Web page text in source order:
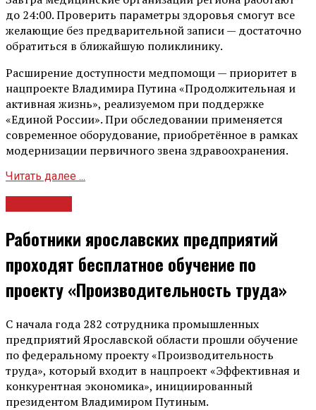
до 24:00. Проверить параметры здоровья смогут все
желающие без предварительной записи — достаточно
обратиться в ближайшую поликлинику.
Расширение доступности медпомощи — приоритет в
нацпроекте Владимира Путина «Продолжительная и
активная жизнь», реализуемом при поддержке
«Единой России». При обследовании применяется
современное оборудование, приобретённое в рамках
модернизации первичного звена здравоохранения.
Читать далее ...
Работники ярославских предприятий
проходят бесплатное обучение по
проекту «Производительность труда»
С начала года 282 сотрудника промышленных
предприятий Ярославской области прошли обучение
по федеральному проекту «Производительность
труда», который входит в нацпроект «Эффективная и
конкурентная экономика», инициированный
президентом Владимиром Путиным.